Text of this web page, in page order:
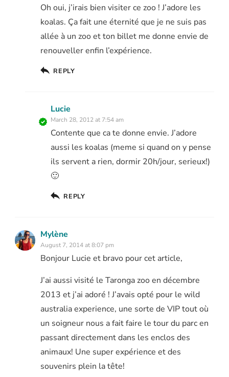
Oh oui, j’irais bien visiter ce zoo ! J’adore les
koalas. Ça fait une éternité que je ne suis pas
allée à un zoo et ton billet me donne envie de
renouveller enfin l’expérience.
REPLY
Lucie
March 28, 2012 at 7:54 am
Contente que ca te donne envie. J’adore
aussi les koalas (meme si quand on y pense
ils servent a rien, dormir 20h/jour, serieux!)
🙂
REPLY
Mylène
August 7, 2014 at 8:07 pm
Bonjour Lucie et bravo pour cet article,
J’ai aussi visité le Taronga zoo en décembre
2013 et j’ai adoré ! J’avais opté pour le wild
australia experience, une sorte de VIP tout où
un soigneur nous a fait faire le tour du parc en
passant directement dans les enclos des
animaux! Une super expérience et des
souvenirs plein la tête!